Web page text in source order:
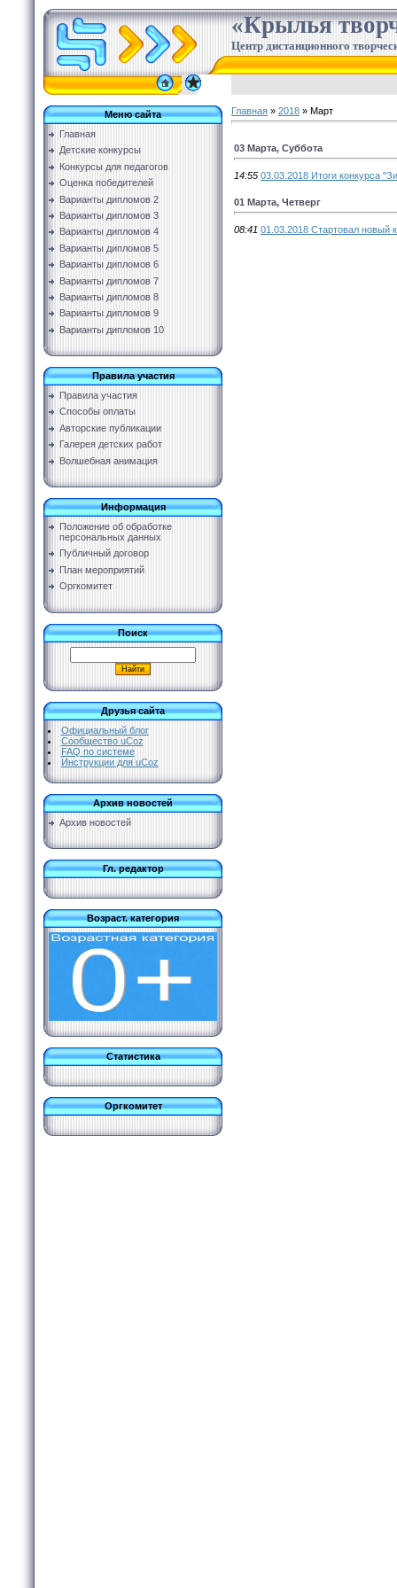
«Крылья
Центр дистанционного
Меню сайта
Главная
Детские конкурсы
Конкурсы для педагогов
Оценка победителей
Варианты дипломов 2
Варианты дипломов 3
Варианты дипломов 4
Варианты дипломов 5
Варианты дипломов 6
Варианты дипломов 7
Варианты дипломов 8
Варианты дипломов 9
Варианты дипломов 10
Правила участия
Правила участия
Способы оплаты
Авторские публикации
Галерея детских работ
Волшебная анимация
Информация
Положение об обработке
персональных данных
Публичный договор
План мероприятий
Оргкомитет
Поиск
Друзья сайта
Официальный блог
Сообщество uCoz
FAQ по системе
Инструкции для uCoz
Архив новостей
Архив новостей
Гл. редактор
Возраст. категория
Статистика
Оргкомитет
Главная » 2018 » Март
03 Марта, Суббота
14:55 03.03.2018 Итоги конкурса
01 Марта, Четверг
08:41 01.03.2018 Стартовал новый